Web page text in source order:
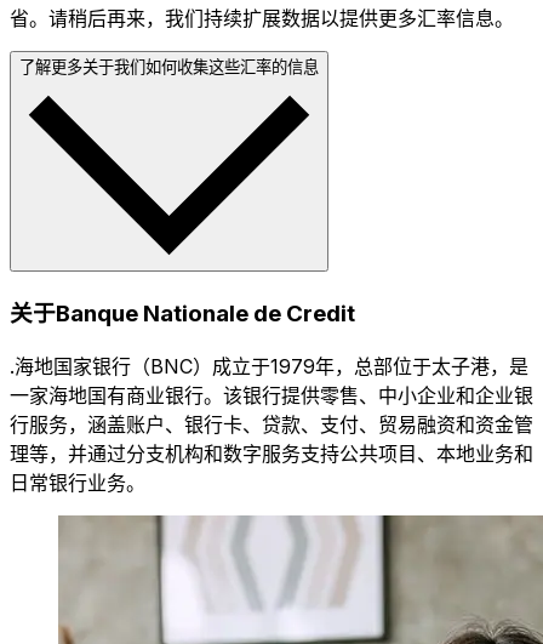
省。请稍后再来，我们持续扩展数据以提供更多汇率信息。
了解更多关于我们如何收集这些汇率的信息
关于Banque Nationale de Credit
.海地国家银行（BNC）成立于1979年，总部位于太子港，是
一家海地国有商业银行。该银行提供零售、中小企业和企业银
行服务，涵盖账户、银行卡、贷款、支付、贸易融资和资金管
理等，并通过分支机构和数字服务支持公共项目、本地业务和
日常银行业务。